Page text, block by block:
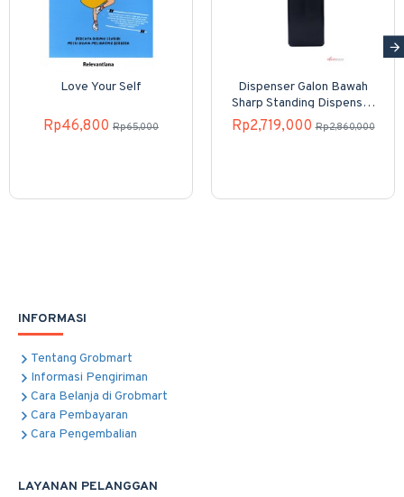
Love Your Self
Rp46,800 Rp65,000
Dispenser Galon Bawah
Sharp Standing Dispenser
SWD-82EHL-PB
Rp2,719,000 Rp2,860,000
INFORMASI
Tentang Grobmart
Informasi Pengiriman
Cara Belanja di Grobmart
Cara Pembayaran
Cara Pengembalian
LAYANAN PELANGGAN